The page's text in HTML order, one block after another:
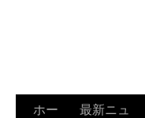
ホー 最新ニュ